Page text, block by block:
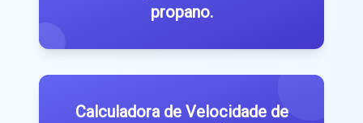
propano.
Calculadora de Velocidade de